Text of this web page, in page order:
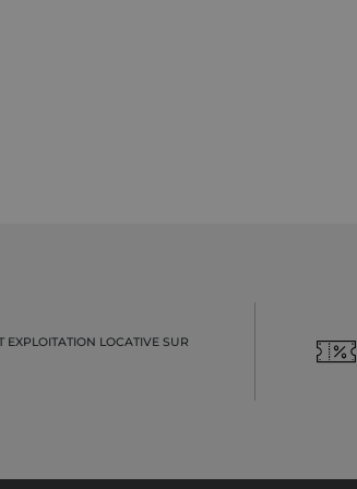
EXPLOITATION LOCATIVE SUR